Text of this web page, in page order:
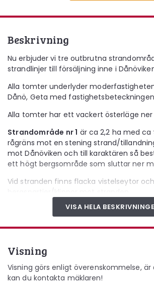
Beskrivning
Nu erbjuder vi tre outbrutna
strandlinjer till försäljning inne i
Alla tomter underlyder moderfastigheten
Dånö, Geta med
Alla tomter har ett vackert österläge
Strandområde nr 1 är ca 2,2 ha med ca
rågräns mot en stening strand/
mot Dånöviken och till karaktären så
ett högt bergsområde som sluttar ner
Vid stranden finns flacka vistelseytor
bergspartier/klippor mot stranden.
El finns i närområdet (ca 320 m från el
Dånöviken är djup så det går bra att
flytbrygga.
Området är kuperat, bergsbundet, rikligt
sluttar österut ner mot stranden.
VISA HELA
Visning
Visning görs enligt överenskommelse, är
kan du kontakta mäklaren!